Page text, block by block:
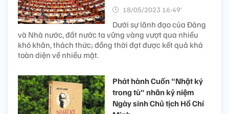
18/05/2023 16:49’
Dưới sự lãnh đạo của Đảng
và Nhà nước, đất nước ta vững vàng vượt qua nhiều
khó khăn, thách thức; đồng thời đạt được kết quả khá
toàn diện về nhiều mặt.
Phát hành Cuốn "Nhật ký
trong tù" nhân kỷ niệm
Ngày sinh Chủ tịch Hồ Chí